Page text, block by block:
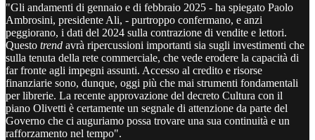
"Gli andamenti di gennaio e di febbraio 2025 - ha spiegato Paolo
Ambrosini, presidente Ali, - purtroppo confermano, e anzi
peggiorano, i dati del 2024 sulla contrazione di vendite e lettori.
Questo trend avrà ripercussioni importanti sia sugli investimenti che
sulla tenuta della rete commerciale, che vede erodere la capacità di
far fronte agli impegni assunti. Accesso al credito e risorse
finanziarie sono, dunque, oggi più che mai strumenti fondamentali
per librerie. La recente approvazione del decreto Cultura con il
piano Olivetti è certamente un segnale di attenzione da parte del
Governo che ci auguriamo possa trovare una sua continuità e un
rafforzamento nel tempo".